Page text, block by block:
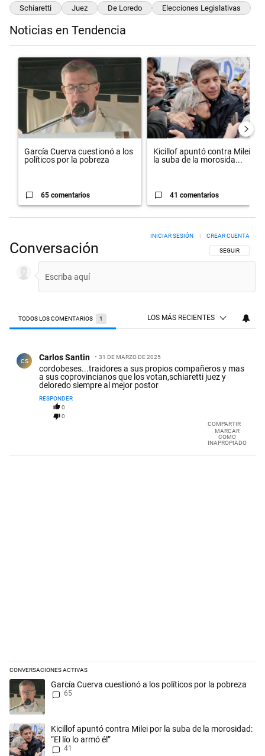
Schiaretti Juez De Loredo Elecciones Legislativas
Noticias en Tendencia
Un artículo de tendencia con el título "García Cuerva cuestionó a
García Cuerva cuestionó a los
políticos por la pobreza
65 comentarios
Un artículo de tendencia con el
Kicillof apuntó contra Milei por
la suba de la morosida...
41 comentarios
Conversación SIGA ESTA
SEGUIR
INICIAR SESIÓN CREAR CUENTA
TODOS LOS COMENTARIOS 1 LOS MÁS RECIENTES
CS Carlos Santin 31 DE MARZO DE 2025
cordobeses...traidores a sus propios compañeros y mas
a sus coprovincianos que los votan,schiaretti juez y
deloredo siempre al mejor postor
RESPONDER
0
0
COMPARTIR
MARCAR
COMO
INAPROPIADO
CONVERSACIONES ACTIVAS
Este listado muestra los artículos con más comentarios en los
Un artículo de tendencia con el título "García Cuerva cuestionó a los
García Cuerva cuestionó a los políticos por la pobreza
65
Un artículo de tendencia con el título "Kicillof apuntó contra Milei por
Kicillof apuntó contra Milei por la suba de la morosidad:
“El lío lo armó él”
41